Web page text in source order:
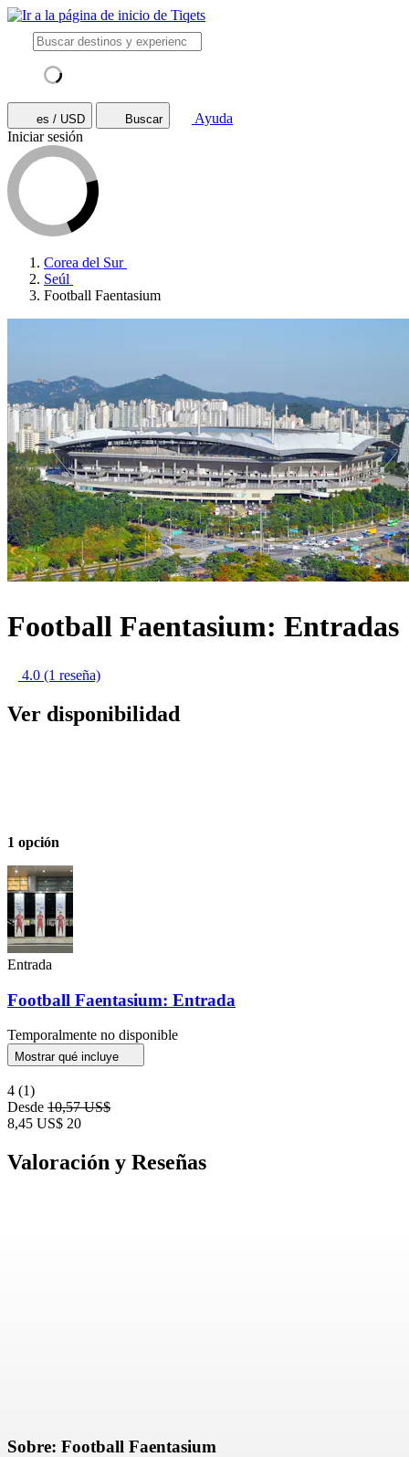
es / USD Buscar
Ayuda
Iniciar sesión
Corea del Sur
Seúl
Football Faentasium
Football Faentasium: Entradas
4.0 (1 reseña)
Ver disponibilidad
1 opción
Entrada
Football Faentasium: Entrada
Temporalmente no disponible
Mostrar qué incluye
4 (1)
Desde 10,57 US$
8,45 US$ 20
Valoración y Reseñas
Sobre: Football Faentasium